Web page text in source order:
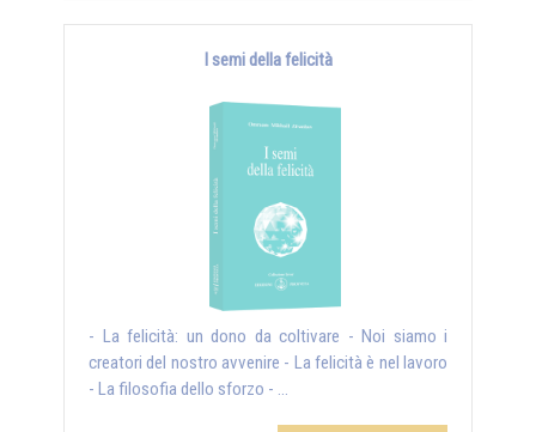
I semi della felicità
- La felicità: un dono da coltivare - Noi siamo i
creatori del nostro avvenire - La felicità è nel lavoro
- La filosofia dello sforzo - ...